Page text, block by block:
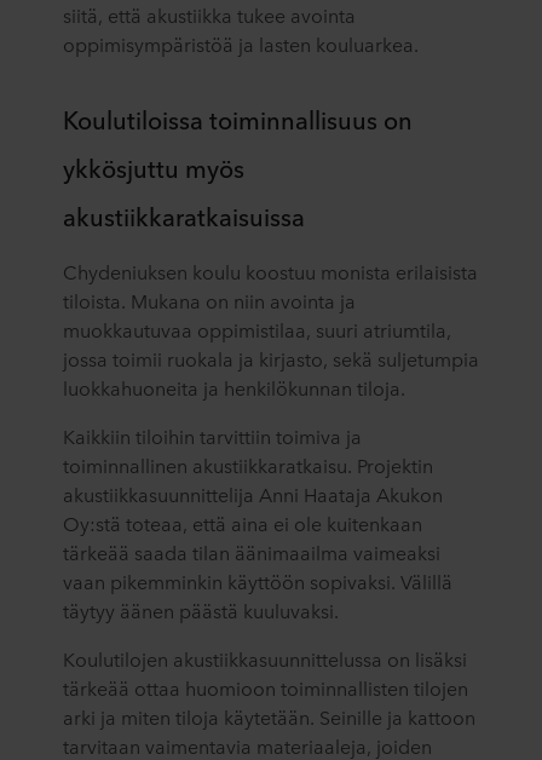
siitä, että akustiikka tukee avointa
oppimisympäristöä ja lasten kouluarkea.
Koulutiloissa toiminnallisuus on
ykkösjuttu myös
akustiikkaratkaisuissa
Chydeniuksen koulu koostuu monista erilaisista
tiloista. Mukana on niin avointa ja
muokkautuvaa oppimistilaa, suuri atriumtila,
jossa toimii ruokala ja kirjasto, sekä suljetumpia
luokkahuoneita ja henkilökunnan tiloja.
Kaikkiin tiloihin tarvittiin toimiva ja
toiminnallinen akustiikkaratkaisu. Projektin
akustiikkasuunnittelija Anni Haataja Akukon
Oy:stä toteaa, että aina ei ole kuitenkaan
tärkeää saada tilan äänimaailma vaimeaksi
vaan pikemminkin käyttöön sopivaksi. Välillä
täytyy äänen päästä kuuluvaksi.
Koulutilojen akustiikkasuunnittelussa on lisäksi
tärkeää ottaa huomioon toiminnallisten tilojen
arki ja miten tiloja käytetään. Seinille ja kattoon
tarvitaan vaimentavia materiaaleja, joiden